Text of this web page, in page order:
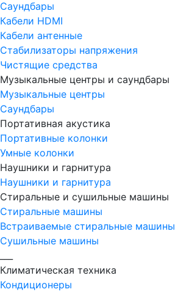
Саундбары
Кабели HDMI
Кабели антенные
Стабилизаторы напряжения
Чистящие средства
Музыкальные центры и саундбары
Музыкальные центры
Саундбары
Портативная акустика
Портативные колонки
Умные колонки
Наушники и гарнитура
Наушники и гарнитура
Стиральные и сушильные машины
Стиральные машины
Встраиваемые стиральные машины
Сушильные машины
Климатическая техника
Кондиционеры